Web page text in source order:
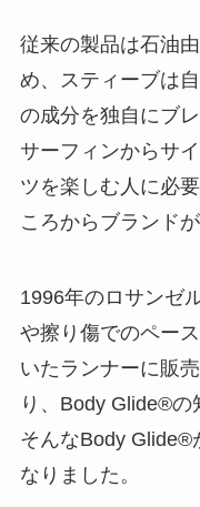
従来の製品は石油
め、スティーブは
の成分を独自にブ
サーフィンからサ
ツを楽しむ人に必
ころからブランドが
1996年のロサンゼ
や擦り傷でのペー
いたランナーに販
り、Body Glide®の
そんなBody Glide®
なりました。